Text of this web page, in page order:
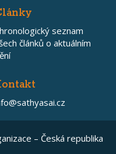
seznam
článků o aktuálním
– Česká republika